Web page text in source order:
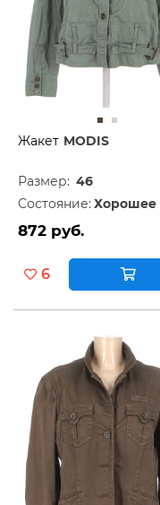
Жакет MODIS
Размер: 46
Состояние: Хорошее
872 руб.
6